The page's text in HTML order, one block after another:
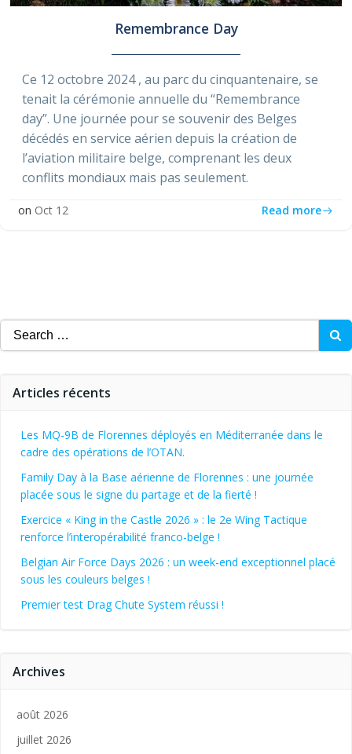
Remembrance Day
Ce 12 octobre 2024 , au parc du cinquantenaire, se
tenait la cérémonie annuelle du “Remembrance
day”. Une journée pour se souvenir des Belges
décédés en service aérien depuis la création de
l’aviation militaire belge, comprenant les deux
conflits mondiaux mais pas seulement.
on Oct 12 Read more
Search
for:
Articles récents
Les MQ-9B de Florennes déployés en Méditerranée dans le
cadre des opérations de l’OTAN.
Family Day à la Base aérienne de Florennes : une journée
placée sous le signe du partage et de la fierté !
Exercice « King in the Castle 2026 » : le 2e Wing Tactique
renforce l’interopérabilité franco-belge !
Belgian Air Force Days 2026 : un week-end exceptionnel placé
sous les couleurs belges !
Premier test Drag Chute System réussi !
Archives
août 2026
juillet 2026